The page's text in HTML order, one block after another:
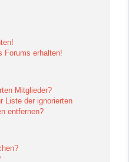
Forums erhalten!
Mitglieder?
Liste der ignorierten
entfernen?